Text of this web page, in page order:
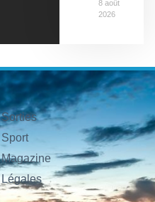
8 août
2026
Sorties
Sport
Magazine
Légales